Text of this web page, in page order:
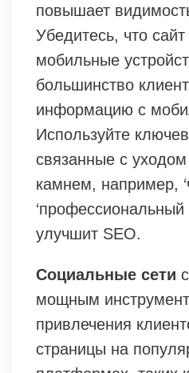
повышает
Убедитесь, что
мобильные
большинство
информацию с
Используйте
связанные с
камнем, например,
‘профессиональный
улучшит SEO.
Социальные сети
мощным
привлечения
страницы на